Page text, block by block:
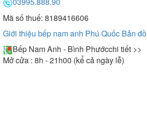
Mã số thuế: 8189416606
Giới thiệu bếp nam anh Phú Quốc Bản đồ
Bếp Nam Anh - Bình Phướcchi tiết >>
Mở cửa : 8h - 21h00 (kể cả ngày lễ)